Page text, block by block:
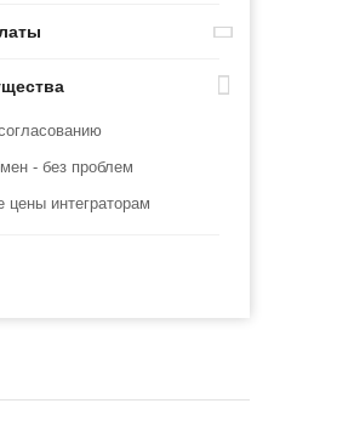
- без проблем
цены интеграторам